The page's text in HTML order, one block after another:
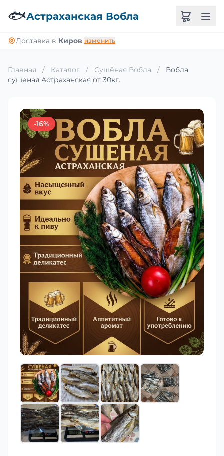
🐟Астраханская Вобла
Доставка в Киров изменить
Главная / Каталог / Сушёная Вобла /
Вобла
сушеная Астраханская от 30кг.
-16%